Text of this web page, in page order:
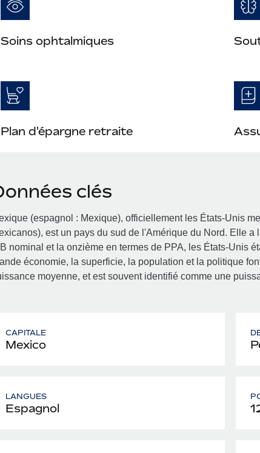
Soins ophtalmiques
Plan d'épargne retraite
clés
(espagnol : Mexique), officiellement les États-Unis
est un pays du sud de l'Amérique du Nord. Elle
nominal et la onzième en termes de PPA, les États-Unis
économie, la superficie, la population et la politique
moyenne, et est souvent identifié comme une
CAPITALE
Mexico
LANGUES
Espagnol